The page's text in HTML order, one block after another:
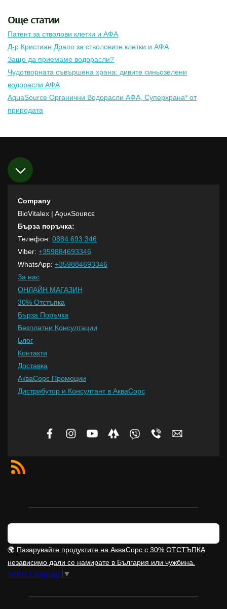
Още статии
Патент за стволови клетки и АФА
Д-р Кристиан Драпо за стволовите клетки и АФА
Защо да приемаме водорасли?
Чудотворната съвършена храна: дивите синьозелени
водорасли АФА
AquaSource Органични Водорасли АФА, Суперхрана* от
природата
Company
BioVitalex | AǫᴜᴀSᴏᴜʀᴄᴇ
Бърза поръчка:
Телефон: 0884 693 346
Viber: +359884693346
WhatsApp: +359884693346
За нас
ОНЛАЙН МАГАЗИН
30% Отстъпка
Бърза Поръчка
Безплатни Консултации
Блог
Контакти
Доставка
АкваСорс Промоции
Дистрибутор и Консултант в АкваСорс
🌍 Пазарувайте продуктите на АкваСорс с 30% ОТСТЪПКА
независимо дали се намирате в България или чужбина.
Select Language ▼